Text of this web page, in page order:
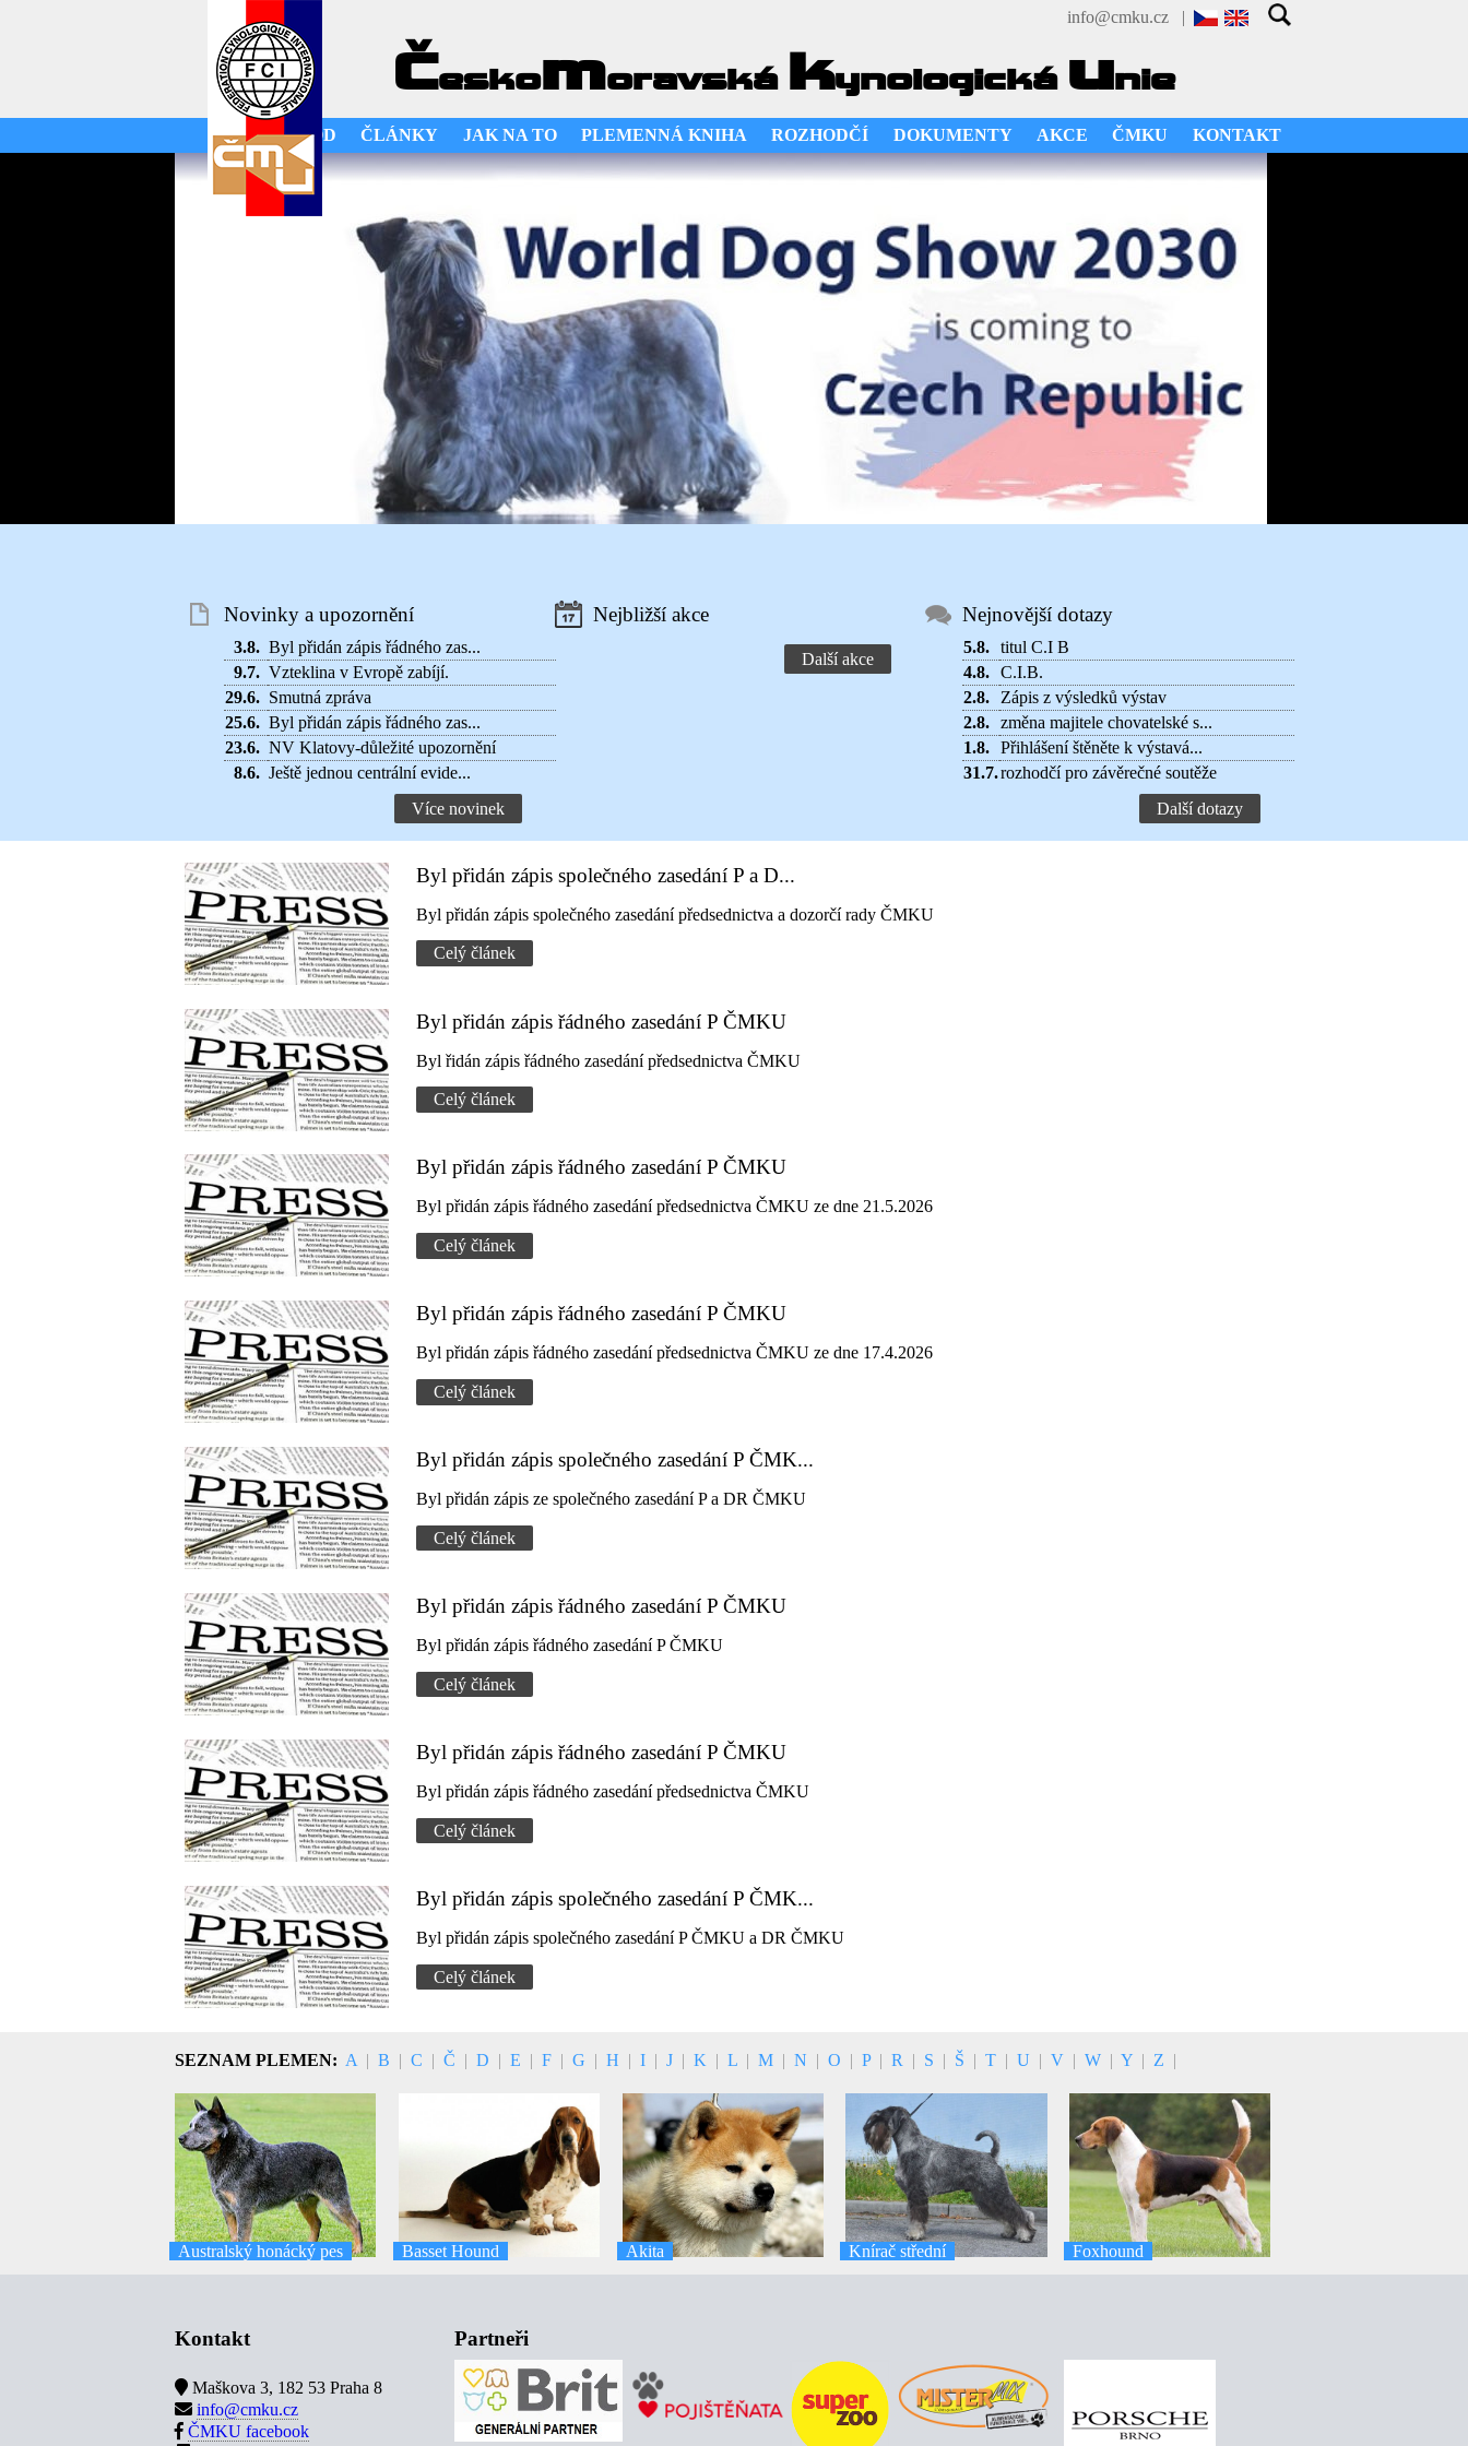
info@cmku.cz |
Českomoravská kynologická unie
ÚVOD ČLÁNKY JAK NA TO PLEMENNÁ KNIHA ROZHODČÍ DOKUMENTY AKCE ČMKU KONTAKT
Novinky a upozornění
3.8. Byl přidán zápis řádného zas...
9.7. Vzteklina v Evropě zabíjí.
29.6. Smutná zpráva
25.6. Byl přidán zápis řádného zas...
23.6. NV Klatovy-důležité upozornění
8.6. Ještě jednou centrální evide...
Více novinek
Nejbližší akce
Další akce
Nejnovější dotazy
5.8. titul C.I B
4.8. C.I.B.
2.8.
Zápis z výsledků výstav
2.8. změna majitele chovatelské s...
1.8. Přihlášení štěněte k výstavá...
31.7.rozhodčí pro závěrečné soutěže
Další dotazy
Byl přidán zápis společného zasedání P a D...
Byl přidán zápis společného zasedání předsednictva a dozorčí rady ČMKU
Celý článek
Byl přidán zápis řádného zasedání P ČMKU
Byl řidán zápis řádného zasedání předsednictva ČMKU
Celý článek
Byl přidán zápis řádného zasedání P ČMKU
Byl přidán zápis řádného zasedání předsednictva ČMKU ze dne 21.5.2026
Celý článek
Byl přidán zápis řádného zasedání P ČMKU
Byl přidán zápis řádného zasedání předsednictva ČMKU ze dne 17.4.2026
Celý článek
Byl přidán zápis společného zasedání P ČMK...
Byl přidán zápis ze společného zasedání P a DR ČMKU
Celý článek
Byl přidán zápis řádného zasedání P ČMKU
Byl přidán zápis řádného zasedání P ČMKU
Celý článek
Byl přidán zápis řádného zasedání P ČMKU
Byl přidán zápis řádného zasedání předsednictva ČMKU
Celý článek
Byl přidán zápis společného zasedání P ČMK...
Byl přidán zápis společného zasedání P ČMKU a DR ČMKU
Celý článek
SEZNAM PLEMEN: A | B | C | Č | D | E | F | G | H | I | J | K | L | M | N | O | P | R | S | Š | T | U | V | W | Y | Z |
Australský honácký pes Basset Hound Akita Knírač střední Foxhound
Kontakt
Maškova 3, 182 53 Praha 8
info@cmku.cz
ČMKU facebook
Partneři